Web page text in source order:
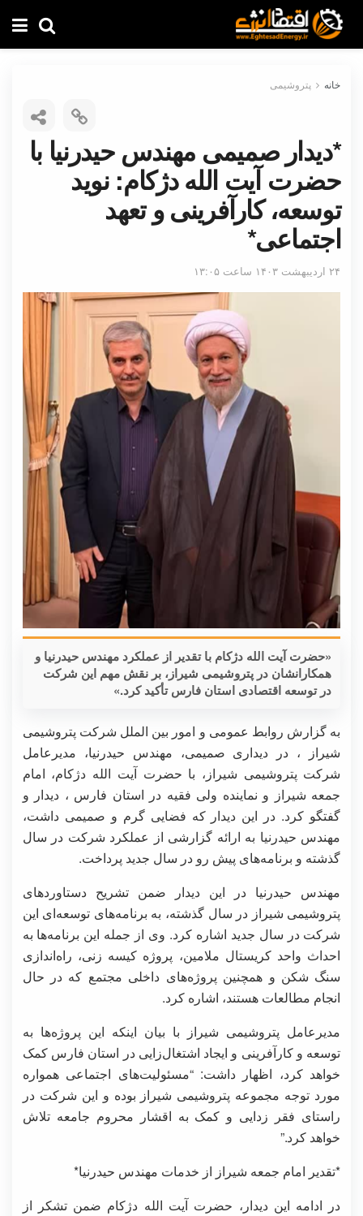
خانه پتروشیمی
*دیدار صمیمی مهندس حیدرنیا با
حضرت آیت الله دژکام: نوید
توسعه، کارآفرینی و تعهد
اجتماعی*
۲۴ اردیبهشت ۱۴۰۳ ساعت ۱۳:۰۵
«حضرت آیت الله دژکام با تقدیر از عملکرد مهندس حیدرنیا و
همکارانشان در پتروشیمی شیراز، بر نقش مهم این شرکت
در توسعه اقتصادی استان فارس تأکید کرد.»
به گزارش روابط عمومی و امور بین الملل شرکت پتروشیمی
شیراز ، در دیداری صمیمی، مهندس حیدرنیا، مدیرعامل
شرکت پتروشیمی شیراز، با حضرت آیت الله دژکام، امام
جمعه شیراز و نماینده ولی فقیه در استان فارس ، دیدار و
گفتگو کرد. در این دیدار که فضایی گرم و صمیمی داشت،
مهندس حیدرنیا به ارائه گزارشی از عملکرد شرکت در سال
گذشته و برنامه‌های پیش رو در سال جدید پرداخت.
مهندس حیدرنیا در این دیدار ضمن تشریح دستاوردهای
پتروشیمی شیراز در سال گذشته، به برنامه‌های توسعه‌ای این
شرکت در سال جدید اشاره کرد. وی از جمله این برنامه‌ها به
احداث واحد کریستال ملامین، پروژه کیسه زنی، راه‌اندازی
سنگ شکن و همچنین پروژه‌های داخلی مجتمع که در حال
انجام مطالعات هستند، اشاره کرد.
مدیرعامل پتروشیمی شیراز با بیان اینکه این پروژه‌ها به
توسعه و کارآفرینی و ایجاد اشتغال‌زایی در استان فارس کمک
خواهد کرد، اظهار داشت: “مسئولیت‌های اجتماعی همواره
مورد توجه مجموعه پتروشیمی شیراز بوده و این شرکت در
راستای فقر زدایی و کمک به اقشار محروم جامعه تلاش
خواهد کرد.”
*تقدیر امام جمعه شیراز از خدمات مهندس حیدرنیا*
در ادامه این دیدار، حضرت آیت الله دژکام ضمن تشکر از